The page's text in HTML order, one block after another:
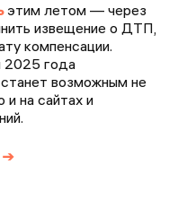
этим летом — через
извещение о ДТП,
компенсации.
2025 года
возможным не
и на сайтах и
→